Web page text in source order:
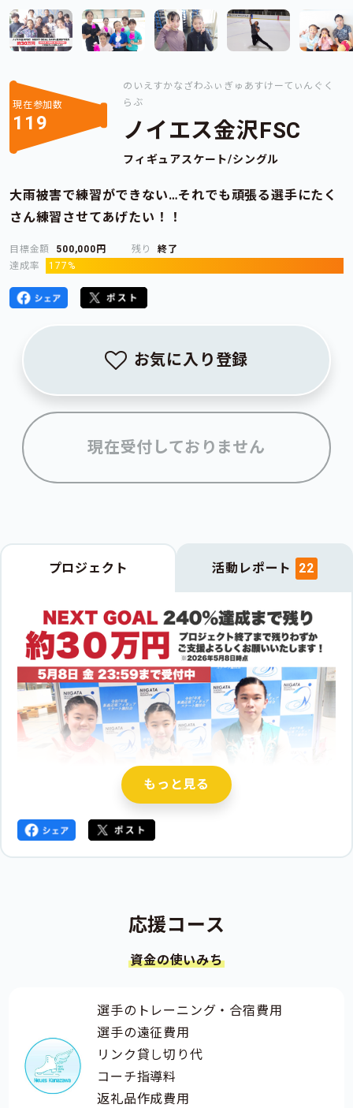
現在参加数
119
のいえすかなざわふぃぎゅあすけーてぃんぐく
らぶ
ノイエス金沢FSC
フィギュアスケート/シングル
大雨被害で練習ができない…それでも頑張る選手にたく
さん練習させてあげたい！！
目標金額 500,000円 残り
終了
達成率
177%
お気に入り登録
現在受付しておりません
プロジェクト 活動レポート 22
石川県金沢市で活動しているノイエス金沢FSCです。
現在4歳〜大人の方まで練習を頑張っています。全日
本選手権や世界大会出場を目指しています。
応援コース
資金の使いみち
選手のトレーニング・合宿費用
選手の遠征費用
リンク貸し切り代
コーチ指導料
返礼品作成費用